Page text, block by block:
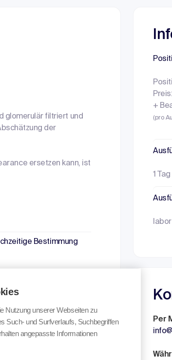
glomerulär filtriert und
der
ersetzen kann, ist
Bestimmung
+
(pro
1 Tag
Per
Nutzung unserer Webseiten zu
Such- und Surfverlaufs, Suchbegriffen
angepasste Informationen